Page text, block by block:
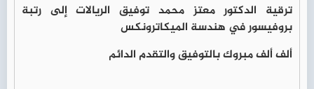
ترقية الدكتور معتز محمد توفيق الريالات إلى رتبة
بروفيسور في هندسة الميكاترونكس
ألف ألف مبروك بالتوفيق والتقدم الدائم